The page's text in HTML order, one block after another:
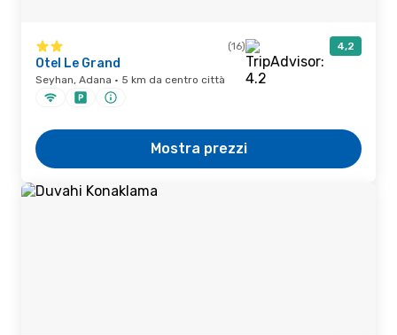
(16) 4,2
Otel Le Grand
Seyhan, Adana · 5 km da centro città
Mostra prezzi